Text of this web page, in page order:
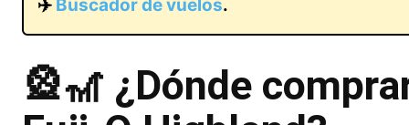
✈️ Buscador de vuelos.
🎡🎢 ¿Dónde